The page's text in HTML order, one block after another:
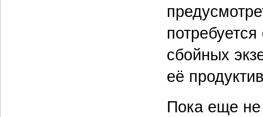
сбойных
её
Пока еще не